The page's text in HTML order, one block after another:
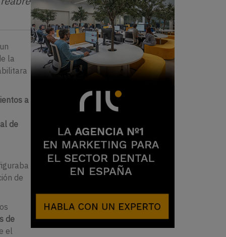
la
a
de
de
de
el